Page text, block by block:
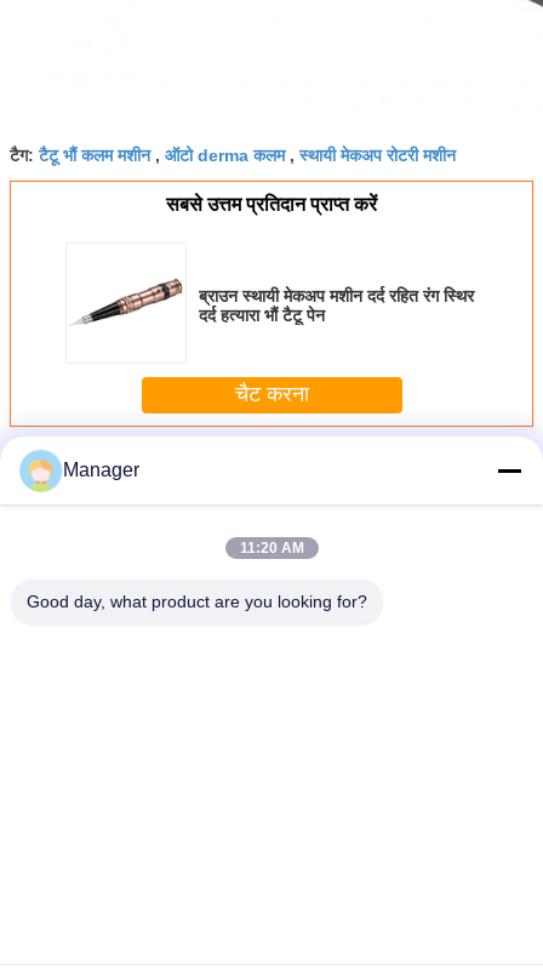
टैग:टैटू भौं कलम मशीन, ऑटो derma कलम,स्थायी मेकअप रोटरी मशीन
सबसे उत्तम प्रतिदान प्राप्त करें
ब्राउन स्थायी मेकअप मशीन दर्द रहित रंग स्थिर
दर्द हत्यारा भौं टैटू पेन
चैट करना
अधिककॉस्मेटिक टैटू मशीन
Manager
11:20 AM
Good day, what product are you looking for?